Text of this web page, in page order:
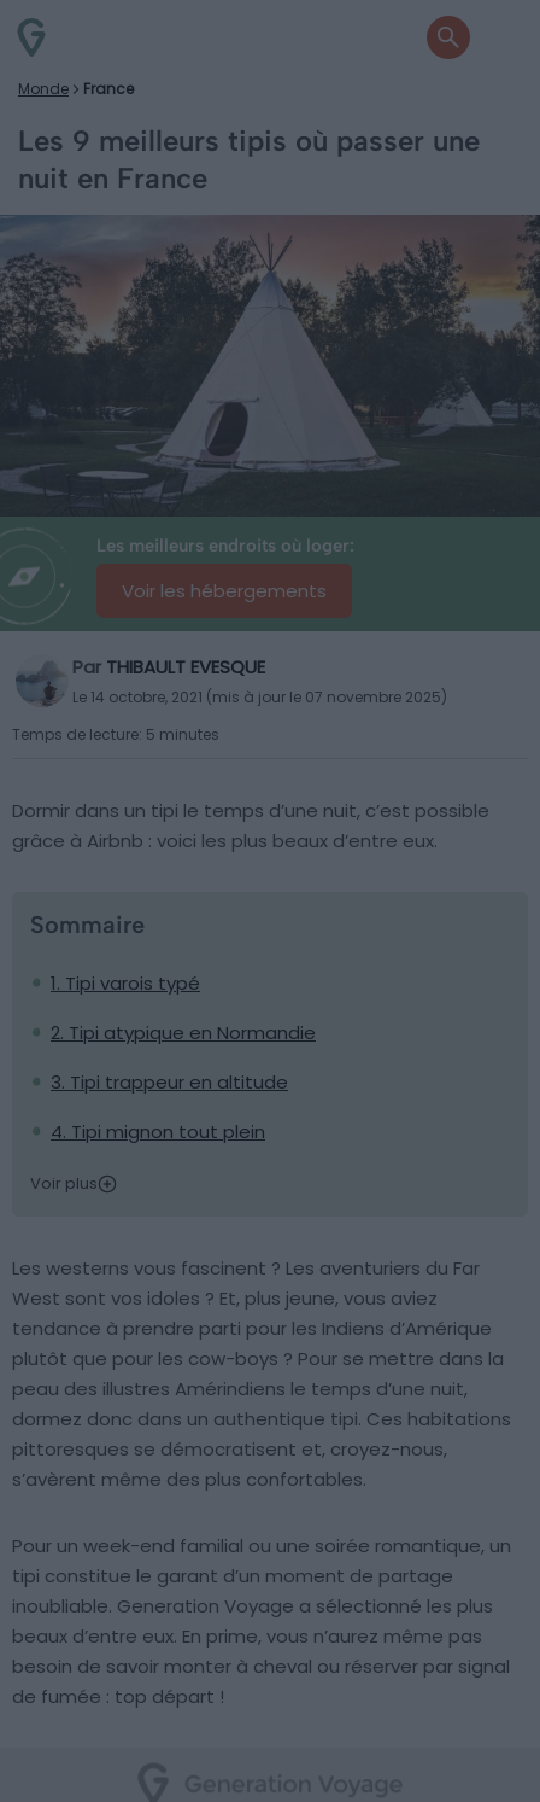
Monde France
Les 9 meilleurs tipis où passer une
nuit en France
Les meilleurs endroits où loger:
Voir les hébergements
Par THIBAULT EVESQUE
Le 14 octobre, 2021 (mis à jour le 07 novembre 2025)
Temps de lecture: 5 minutes
Dormir dans un tipi le temps d’une nuit, c’est possible
grâce à Airbnb : voici les plus beaux d’entre eux.
Sommaire
1. Tipi varois typé
2. Tipi atypique en Normandie
3. Tipi trappeur en altitude
4. Tipi mignon tout plein
Voir plus
Les westerns vous fascinent ? Les aventuriers du Far
West sont vos idoles ? Et, plus jeune, vous aviez
tendance à prendre parti pour les Indiens d’Amérique
plutôt que pour les cow-boys ? Pour se mettre dans la
peau des illustres Amérindiens le temps d’une nuit,
dormez donc dans un authentique tipi. Ces habitations
pittoresques se démocratisent et, croyez-nous,
s’avèrent même des plus confortables.
Pour un week-end familial ou une soirée romantique, un
tipi constitue le garant d’un moment de partage
inoubliable. Generation Voyage a sélectionné les plus
beaux d’entre eux. En prime, vous n’aurez même pas
besoin de savoir monter à cheval ou réserver par signal
de fumée : top départ !